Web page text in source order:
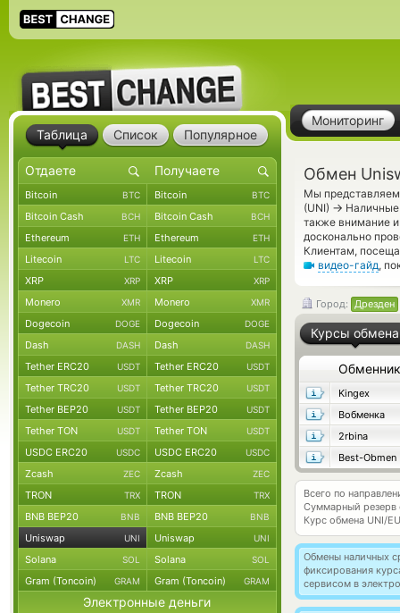
Мониторинг
Обмен
Мы представляем
(UNI) → Наличные
также внимание
досконально
Клиентам,
видео-гайд,
Город: Дрезден
Курсы обмена
Обменник
Kingex
Вобменка
2rbina
Best-Obmen
Всего по
Суммарный резерв
Курс обмена UNI/
Обмены наличных
фиксирования
сервисом в
Таблица Список Популярное
Bitcoin BTC Bitcoin BTC
Bitcoin Cash BCH Bitcoin Cash BCH
Ethereum ETH Ethereum ETH
Litecoin LTC Litecoin LTC
XRP XRP XRP XRP
Monero XMR Monero XMR
Dogecoin DOGE Dogecoin DOGE
Dash DASH Dash DASH
Tether ERC20 USDT Tether ERC20 USDT
Tether TRC20 USDT Tether TRC20 USDT
Tether BEP20 USDT Tether BEP20 USDT
Tether TON USDT Tether TON USDT
USDC ERC20 USDC USDC ERC20 USDC
Zcash ZEC Zcash ZEC
TRON TRX TRON TRX
BNB BEP20 BNB BNB BEP20 BNB
Uniswap UNI Uniswap UNI
Solana SOL Solana SOL
Gram (Toncoin) GRAM Gram (Toncoin) GRAM
Электронные деньги